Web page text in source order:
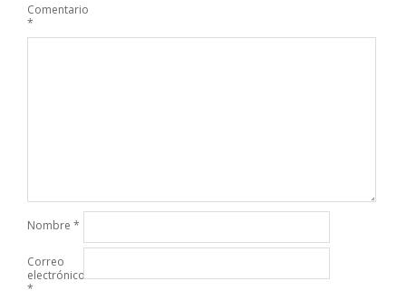
Comentario
*
Nombre *
Correo
electrónico